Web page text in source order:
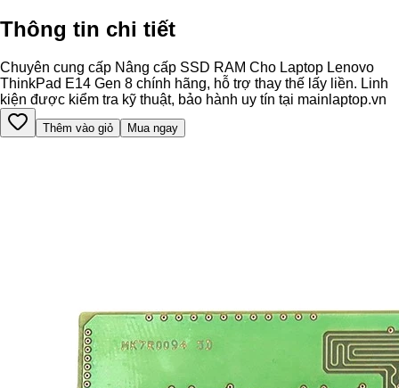
Thông tin chi tiết
Chuyên cung cấp Nâng cấp SSD RAM Cho Laptop Lenovo
ThinkPad E14 Gen 8 chính hãng, hỗ trợ thay thế lấy liền. Linh
kiện được kiểm tra kỹ thuật, bảo hành uy tín tại mainlaptop.vn
Thêm vào giỏ Mua ngay